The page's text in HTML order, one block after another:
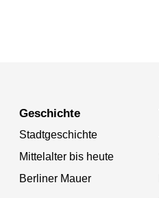
Geschichte
Stadtgeschichte
Mittelalter bis heute
Berliner Mauer